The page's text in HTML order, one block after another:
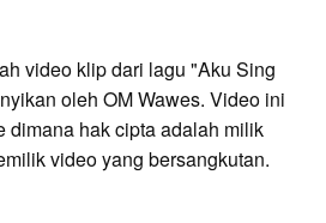
video klip dari lagu "Aku Sing
oleh OM Wawes. Video ini
dimana hak cipta adalah milik
video yang bersangkutan.